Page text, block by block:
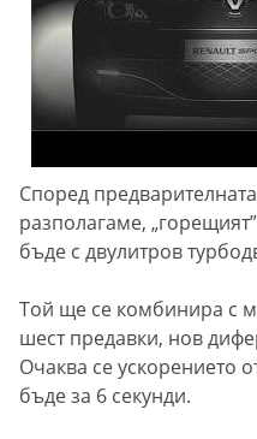
Според
разполагаме,
бъде с двулитров
Той ще се комбинира с
шест предавки, нов
Очаква се ускорението
бъде за 6 секунди.